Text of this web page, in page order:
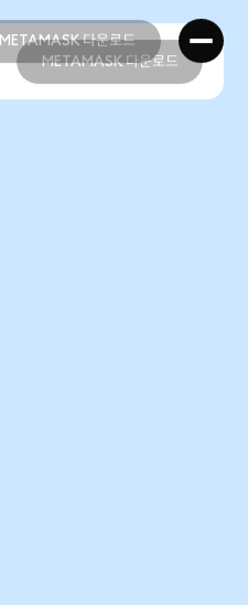
METAMASK 다운로드
METAMASK 다운로드
METAMASK 다운로드